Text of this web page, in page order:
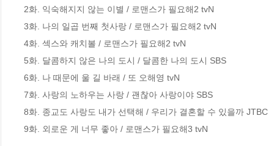
2화. 익숙해지지 않는 이별 / 로맨스가 필요해2 tvN
3화. 나의 일곱 번째 첫사랑 / 로맨스가 필요해2 tvN
4화. 섹스와 캐치볼 / 로맨스가 필요해2 tvN
5화. 달콤하지 않은 나의 도시 / 달콤한 나의 도시 SBS
6화. 나 때문에 울 길 바래 / 또 오해영 tvN
7화. 사랑의 노하우는 사랑 / 괜찮아 사랑이야 SBS
8화. 종교도 사랑도 내가 선택해 / 우리가 결혼할 수 있을까 JTBC
9화. 외로운 게 너무 좋아 / 로맨스가 필요해3 tvN